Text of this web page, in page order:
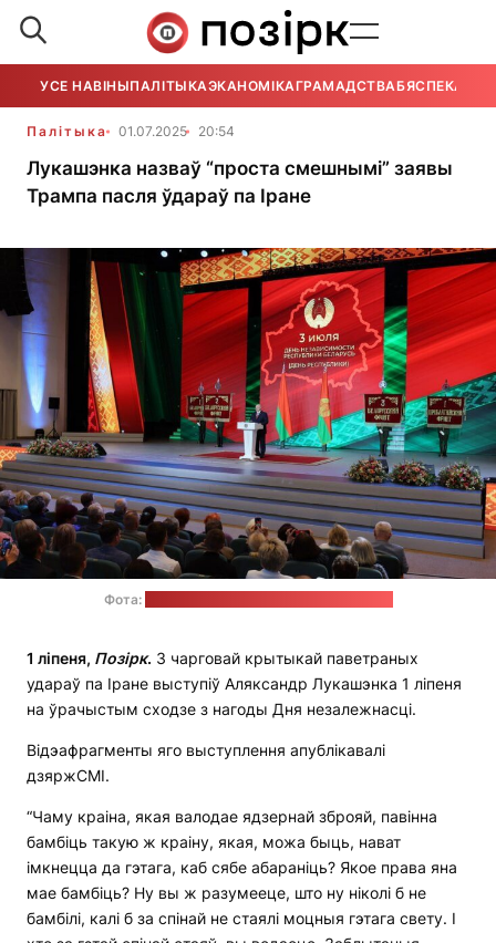
УСЕ НАВІНЫПАЛІТЫКАЭКАНОМІКАГРАМАДСТВАБЯСПЕКА
Палітыка 01.07.2025 20:54
Лукашэнка назваў “проста смешнымі” заявы
Трампа пасля ўдараў па Іране
Фота:
1 ліпеня, Позірк. З чарговай крытыкай паветраных
удараў па Іране выступіў Аляксандр Лукашэнка 1 ліпеня
на ўрачыстым сходзе з нагоды Дня незалежнасці.
Відэафрагменты яго выступлення апублікавалі
дзяржСМІ.
“Чаму краіна, якая валодае ядзернай зброяй, павінна
бамбіць такую ж краіну, якая, можа быць, нават
імкнецца да гэтага, каб сябе абараніць? Якое права яна
мае бамбіць? Ну вы ж разумееце, што ну ніколі б не
бамбілі, калі б за спінай не стаялі моцныя гэтага свету. І